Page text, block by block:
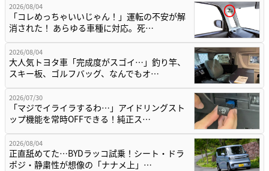
2026/08/04
「コレめっちゃいいじゃん！」運転の不安が解
消された！ あらゆる車種に対応。死…
2026/08/04
大人気トヨタ車「完成度がスゴイ…」釣り竿、
スキー板、ゴルフバッグ、なんでもオ…
2026/07/30
「マジでイライラするわ…」アイドリングスト
ップ機能を常時OFFできる！純正ス…
2026/08/04
正直舐めてた…BYDラッコ試乗！シート・ドラ
ポジ・静粛性が想像の「ナナメ上」…